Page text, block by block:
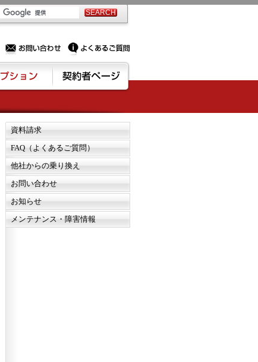
資料請求
FAQ（よくあるご質問）
他社からの乗り換え
お問い合わせ
お知らせ
メンテナンス・障害情報